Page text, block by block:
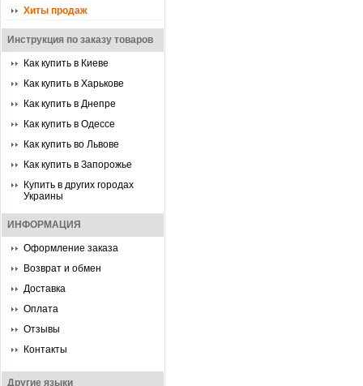
Хиты продаж
Инструкция по заказу товаров
Как купить в Киеве
Как купить в Харькове
Как купить в Днепре
Как купить в Одессе
Как купить во Львове
Как купить в Запорожье
Купить в других городах
Украины
ИНФОРМАЦИЯ
Оформление заказа
Возврат и обмен
Доставка
Оплата
Отзывы
Контакты
Другие языки